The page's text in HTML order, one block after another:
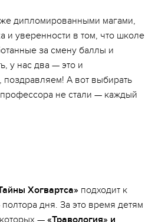
дипломированными магами,
и уверенности в том, что школе
за смену баллы и
у нас два — это и
А вот выбирать
не стали — каждый
Хогвартса» подходит к
дня. За это время детям
—«Травология» и